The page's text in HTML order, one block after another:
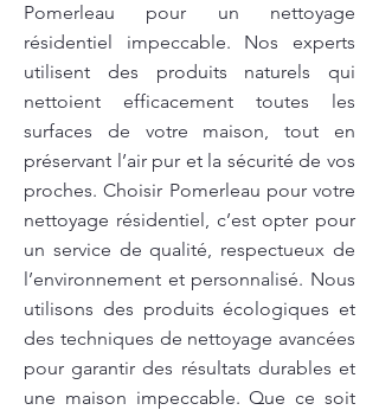
Pomerleau pour un nettoyage
résidentiel impeccable. Nos experts
utilisent des produits naturels qui
nettoient efficacement toutes les
surfaces de votre maison, tout en
préservant l’air pur et la sécurité de vos
proches. Choisir Pomerleau pour votre
nettoyage résidentiel, c’est opter pour
un service de qualité, respectueux de
l’environnement et personnalisé. Nous
utilisons des produits écologiques et
des techniques de nettoyage avancées
pour garantir des résultats durables et
une maison impeccable. Que ce soit